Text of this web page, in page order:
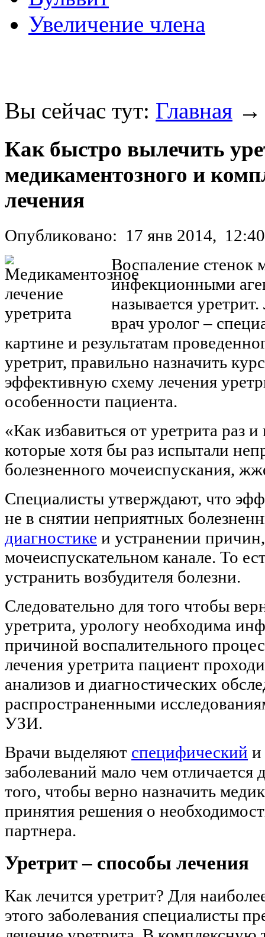
Увеличение члена
Вы сейчас тут: Главная
Как быстро вылечить
медикаментозного и
лечения
Опубликовано: 17 янв 2014, 12:40
Воспаление стенок
инфекционными
называется
врач уролог –
картине и результатам
уретрит, правильно назначить
эффективную схему лечения
особенности пациента.
«Как избавиться от уретрита раз
которые хотя бы раз испытали
болезненного мочеиспускания,
Специалисты утверждают, что
не в снятии неприятных
диагностике и устранении
мочеиспускательном канале. То
устранить возбудителя болезни.
Следовательно для того чтобы
уретрита, урологу необходима
причиной воспалительного
лечения уретрита пациент
анализов и диагностических
распространенными
УЗИ.
Врачи выделяют специфический и
заболеваний мало чем отличается
того, чтобы верно назначить
принятия решения о
партнера.
Уретрит – способы лечения
Как лечится уретрит? Для
этого заболевания специалисты